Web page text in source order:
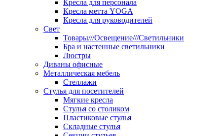
Кресла для персонала
Кресла метта YOGA
Кресла для руководителей
Свет
Товары///Освещение///Светильники
Бра и настенные светильники
Люстры
Диваны офисные
Металлическая мебель
Стеллажи
Стулья для посетителей
Мягкие кресла
Стулья со столиком
Пластиковые стулья
Складные стулья